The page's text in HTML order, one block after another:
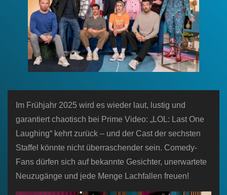
Im Frühjahr 2025 wird es wieder laut, lustig und
garantiert chaotisch bei Prime Video: „LOL: Last One
Laughing“ kehrt zurück – und der Cast der sechsten
Staffel könnte nicht überraschender sein. Comedy-
Fans dürfen sich auf bekannte Gesichter, unerwartete
Neuzugänge und jede Menge Lachfallen freuen!